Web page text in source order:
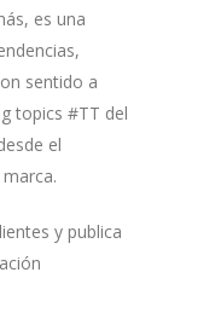
es una
sentido a
topics #TT del
el
y publica